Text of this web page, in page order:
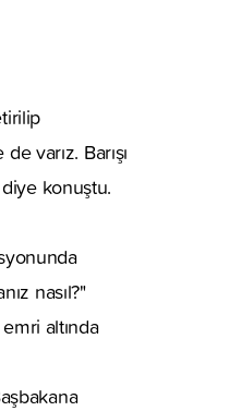
varız. Barışı
konuştu.
nasıl?"
altında